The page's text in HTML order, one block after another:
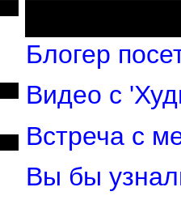
Блогер
Видео с
Встреча с
Вы бы